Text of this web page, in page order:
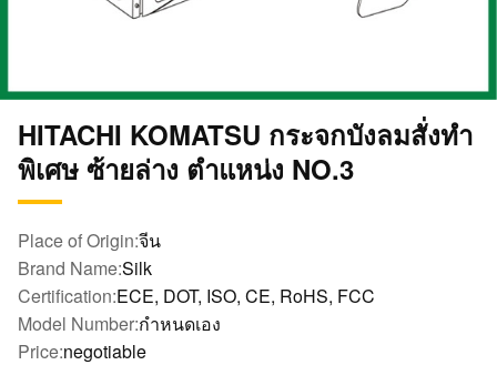
HITACHI KOMATSU กระจกบังลมสั่งทำ
พิเศษ ซ้ายล่าง ตำแหน่ง NO.3
Place of Origin:จีน
Brand Name:Silk
Certification:ECE, DOT, ISO, CE, RoHS, FCC
Model Number:กำหนดเอง
Price:negotiable